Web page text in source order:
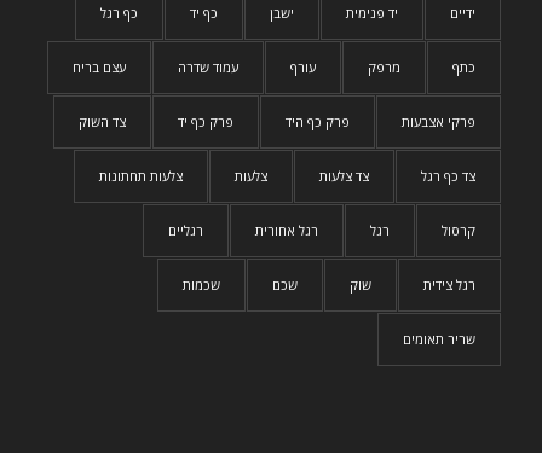
ידיים יד פנימית ישבן כף יד כף רגל
כתף מרפק עורף עמוד שדרה עצם בריח
פרקי אצבעות פרק כף היד פרק כף יד צד השוק
צד כף רגל צד צלעות צלעות צלעות תחתונות
קרסול רגל רגל אחורית רגליים
רגל צידית שוק שכם שכמות
שריר תאומים